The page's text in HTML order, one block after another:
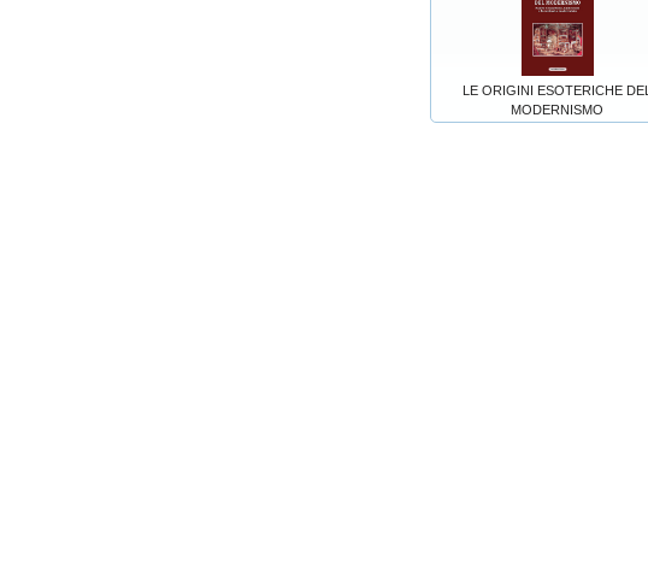
LE ORIGINI ESOTERICHE DEL
MODERNISMO